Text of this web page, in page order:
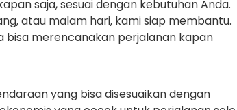
saja, sesuai dengan kebutuhan Anda.
atau malam hari, kami siap membantu.
bisa merencanakan perjalanan kapan
yang bisa disesuaikan dengan